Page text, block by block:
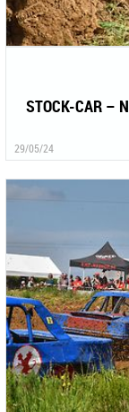
STOCK-CAR –
29/05/24